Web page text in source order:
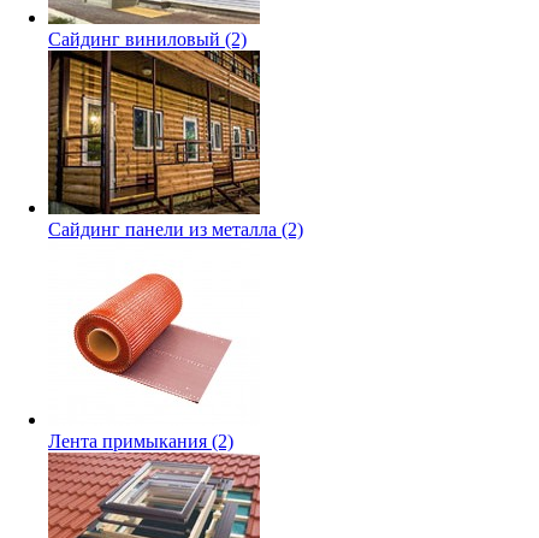
Сайдинг виниловый (2)
Сайдинг панели из металла (2)
Лента примыкания (2)